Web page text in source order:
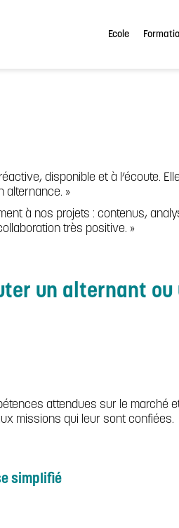
Ecole
disponible et à l’écoute.
alternance. »
à nos projets : contenus,
très positive. »
un alternant
attendues sur le marché
missions qui leur sont confiées.
simplifié